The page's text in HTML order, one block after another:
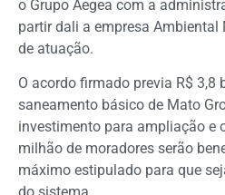
o Grupo Aegea com a
partir dali a empresa
de atuação.
O acordo firmado previa R$ 3,8
saneamento básico de Mato
investimento para ampliação e
milhão de moradores serão
máximo estipulado para que